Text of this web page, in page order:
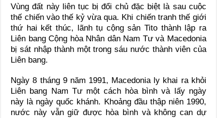
Vùng đất này liên tục bị đổi chủ đặc biệt là sau cuộc
thế chiến vào thế kỷ vừa qua. Khi chiến tranh thế giới
thứ hai kết thúc, lãnh tụ cộng sản Tito thành lập ra
Liên bang Cộng hòa Nhân dân Nam Tư và Macedonia
bị sát nhập thành một trong sáu nước thành viên của
Liên bang.
Ngày 8 tháng 9 năm 1991, Macedonia ly khai ra khỏi
Liên bang Nam Tư một cách hòa bình và lấy ngày
này là ngày quốc khánh. Khoảng đầu thập niên 1990,
nước này vẫn giữ được hòa bình và không can dự